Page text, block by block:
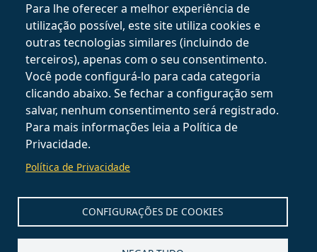
Para lhe oferecer a melhor experiência de
utilização possível, este site utiliza cookies e
outras tecnologias similares (incluindo de
terceiros), apenas com o seu consentimento.
Você pode configurá-lo para cada categoria
clicando abaixo. Se fechar a configuração sem
salvar, nenhum consentimento será registrado.
Para mais informações leia a Política de
Privacidade.
Política de Privacidade
CONFIGURAÇÕES DE COOKIES
Seguir no